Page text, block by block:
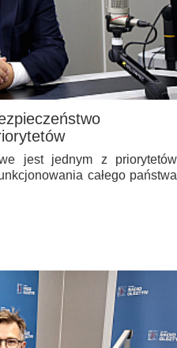
jest jednym z priorytetów
całego państwa